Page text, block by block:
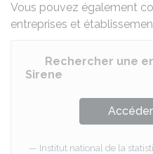
Vous pouvez également
entreprises et
Rechercher une
Sirene
Institut national de la